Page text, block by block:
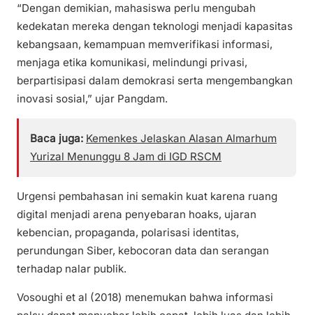
“Dengan demikian, mahasiswa perlu mengubah
kedekatan mereka dengan teknologi menjadi kapasitas
kebangsaan, kemampuan memverifikasi informasi,
menjaga etika komunikasi, melindungi privasi,
berpartisipasi dalam demokrasi serta mengembangkan
inovasi sosial,” ujar Pangdam.
Baca juga: Kemenkes Jelaskan Alasan Almarhum
Yurizal Menunggu 8 Jam di IGD RSCM
Urgensi pembahasan ini semakin kuat karena ruang
digital menjadi arena penyebaran hoaks, ujaran
kebencian, propaganda, polarisasi identitas,
perundungan Siber, kebocoran data dan serangan
terhadap nalar publik.
Vosoughi et al (2018) menemukan bahwa informasi